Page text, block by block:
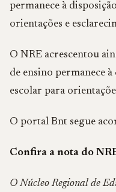
permanece à
orientações e
O NRE acrescentou
de ensino permanece
escolar para
O portal Bnt segue
Confira a nota do
O Núcleo Regional de